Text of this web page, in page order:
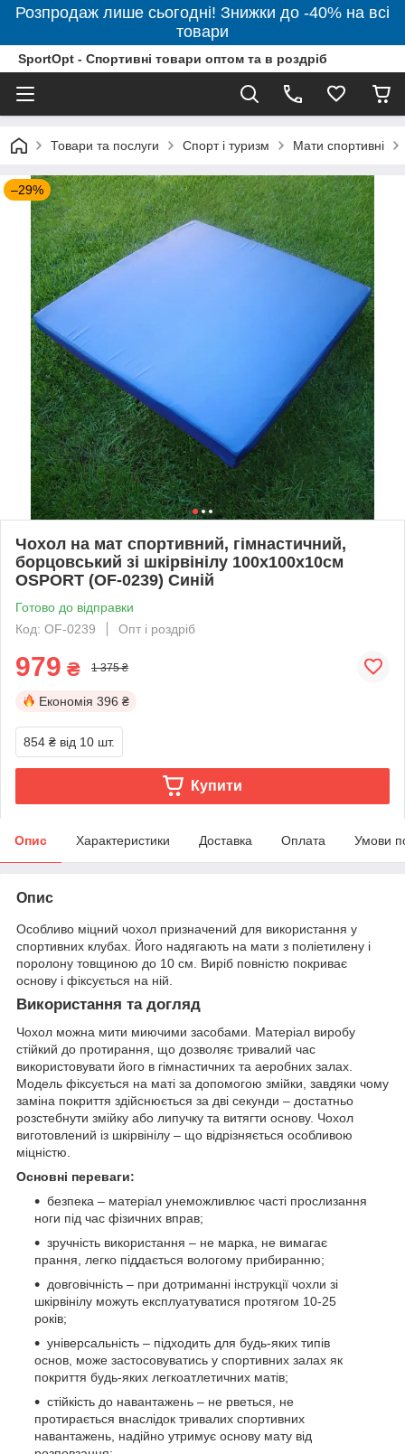
Розпродаж лише сьогодні! Знижки до -40% на всі
товари
SportOpt - Спортивні товари оптом та в роздріб
Товари та послуги Спорт і туризм Мати спортивні
–29%
Чохол на мат спортивний, гімнастичний,
борцовський зі шкірвінілу 100х100х10см
OSPORT (OF-0239) Синій
Готово до відправки
Код: OF-0239
Опт і роздріб
979 ₴ 1 375 ₴
Економія 396 ₴
854 ₴ від 10 шт.
Купити
Опис Характеристики Доставка Оплата Умови
Опис
Особливо міцний чохол призначений для використання у
спортивних клубах. Його надягають на мати з поліетилену і
поролону товщиною до 10 см. Виріб повністю покриває
основу і фіксується на ній.
Використання та догляд
Чохол можна мити миючими засобами. Матеріал виробу
стійкий до протирання, що дозволяє тривалий час
використовувати його в гімнастичних та аеробних залах.
Модель фіксується на маті за допомогою змійки, завдяки чому
заміна покриття здійснюється за дві секунди – достатньо
розстебнути змійку або липучку та витягти основу. Чохол
виготовлений із шкірвінілу – що відрізняється особливою
міцністю.
Основні переваги:
безпека – матеріал унеможливлює часті прослизання
ноги під час фізичних вправ;
зручність використання – не марка, не вимагає
прання, легко піддається вологому прибиранню;
довговічність – при дотриманні інструкції чохли зі
шкірвінілу можуть експлуатуватися протягом 10-25
років;
універсальність – підходить для будь-яких типів
основ, може застосовуватись у спортивних залах як
покриття будь-яких легкоатлетичних матів;
стійкість до навантажень – не рветься, не
протирається внаслідок тривалих спортивних
навантажень, надійно утримує основу мату від